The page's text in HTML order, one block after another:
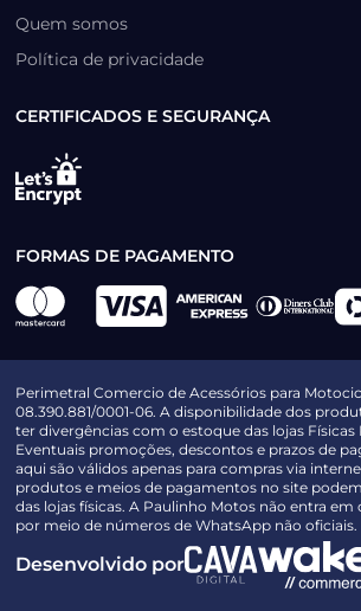
Quem somos
Política de privacidade
CERTIFICADOS E SEGURANÇA
FORMAS DE PAGAMENTO
Perimetral Comercio de Acessórios para
08.390.881/0001-06. A disponibilidade dos
ter divergências com o estoque das lojas
Eventuais promoções, descontos e prazos de
aqui são válidos apenas para compras via
produtos e meios de pagamentos no site
das lojas físicas. A Paulinho Motos não entra
por meio de números de WhatsApp não oficiais.
Desenvolvido por